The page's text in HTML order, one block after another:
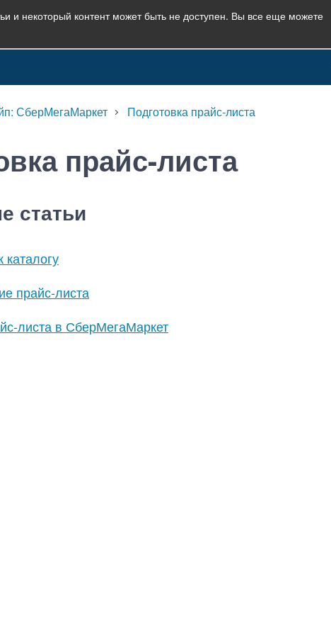
и некоторый контент может быть не доступен. Вы все еще можете
СберМегаМаркет Подготовка прайс-листа
прайс-листа
статьи
каталогу
прайс-листа
листа в СберМегаМаркет